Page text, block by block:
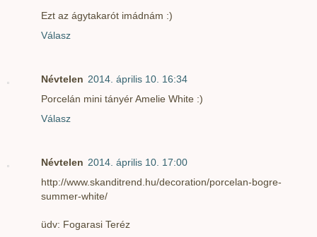
Ezt az ágytakarót imádnám :)
Válasz
Névtelen 2014. április 10. 16:34
Porcelán mini tányér Amelie White :)
Válasz
Névtelen 2014. április 10. 17:00
http://www.skanditrend.hu/decoration/porcelan-bogre-
summer-white/
üdv: Fogarasi Teréz